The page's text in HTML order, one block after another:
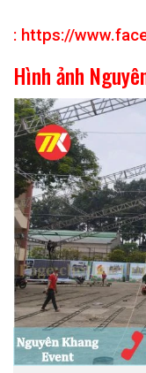
: https://
Hình ảnh